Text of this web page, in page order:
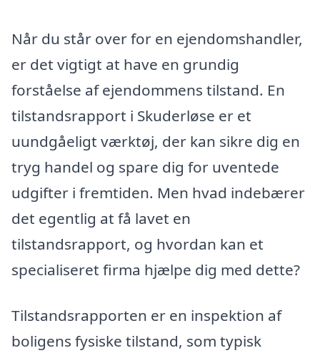
Når du står over for en ejendomshandler,
er det vigtigt at have en grundig
forståelse af ejendommens tilstand. En
tilstandsrapport i Skuderløse er et
uundgåeligt værktøj, der kan sikre dig en
tryg handel og spare dig for uventede
udgifter i fremtiden. Men hvad indebærer
det egentlig at få lavet en
tilstandsrapport, og hvordan kan et
specialiseret firma hjælpe dig med dette?
Tilstandsrapporten er en inspektion af
boligens fysiske tilstand, som typisk